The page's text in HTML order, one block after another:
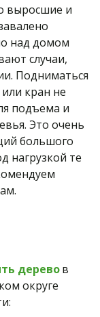
выросшие и
над домом
случаи,
Подниматься
кран не
подъема и
Это очень
большого
нагрузкой те
дерево в
округе